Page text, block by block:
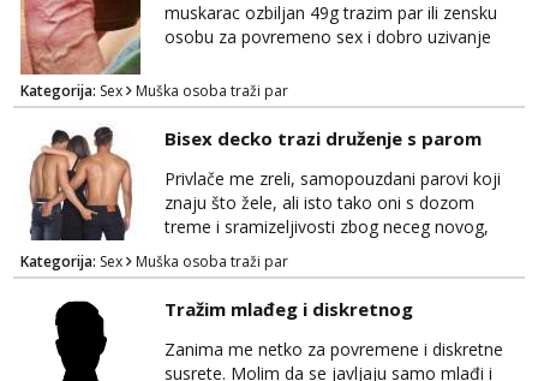
muskarac ozbiljan 49g trazim par ili zensku
osobu za povremeno sex i dobro uzivanje
Kategorija: Sex Muška osoba traži par
Bisex decko trazi druženje s parom
Privlače me zreli, samopouzdani parovi koji
znaju što žele, ali isto tako oni s dozom
treme i sramizeljivosti zbog neceg novog,
kakav sam i sam ponekad. Jako cijenim
humor i komunikativnost, dobar za opuštanje
u bilo cemu. Više od klasike, zanimaju me
dublje razine užitka – igranje uloga,
ostvarivanje fantazija i fetiša- tamo gdje se
pronađemo. Seksualnost za mene nije nešto
Kategorija: Sex Muška osoba traži par
Tražim mlađeg i diskretnog
Zanima me netko za povremene i diskretne
susrete. Molim da se javljaju samo mlađi i